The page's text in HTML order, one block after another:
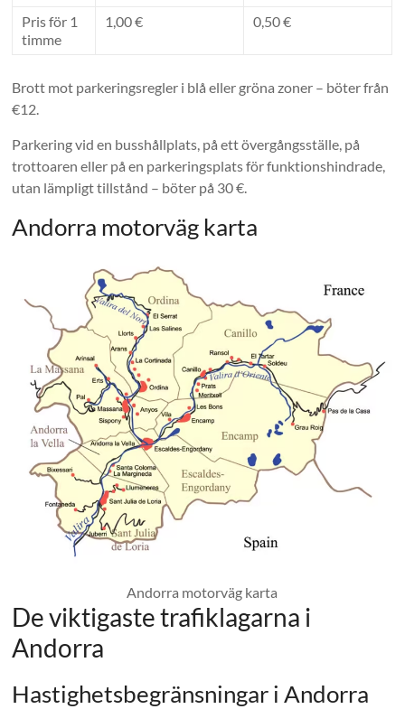
Pris för 1
timme
1,00 € 0,50 €
Brott mot parkeringsregler i blå eller gröna zoner – böter från
€12.
Parkering vid en busshållplats, på ett övergångsställe, på
trottoaren eller på en parkeringsplats för funktionshindrade,
utan lämpligt tillstånd – böter på 30 €.
Andorra motorväg karta
Andorra motorväg karta
De viktigaste trafiklagarna i
Andorra
Hastighetsbegränsningar i Andorra